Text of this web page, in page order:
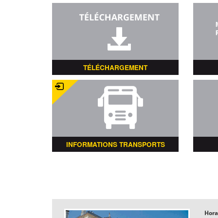
TÉLÉCHARGEMENT
INFORMATIONS TRANSPORTS